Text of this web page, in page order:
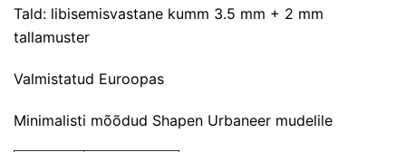
Tald: libisemisvastane kumm 3.5 mm + 2 mm
tallamuster
Valmistatud Euroopas
Minimalisti mõõdud Shapen Urbaneer mudelile